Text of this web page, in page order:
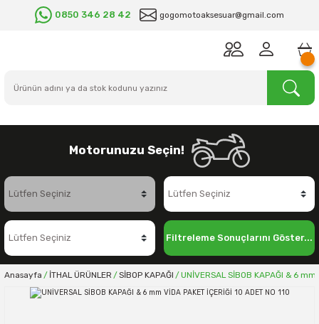
0850 346 28 42 gogomotoaksesuar@gmail.com
Motorunuzu Seçin!
Filtreleme Sonuçlarını Göster...
Anasayfa İTHAL ÜRÜNLER SİBOP KAPAĞI UNİVERSAL SİBOB KAPAĞI & 6 mm